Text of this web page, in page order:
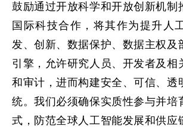
鼓励通过开放科学和开放创新机制
国际科技合作，将其作为提升人
发、创新、数据保护、数据主权及
引擎，允许研究人员、开发者及相
和审计，进而构建安全、可信、透
统。我们必须确保实质性参与并培
式，防范全球人工智能发展和供应